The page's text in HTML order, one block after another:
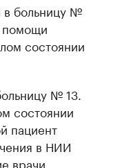
в больницу №
помощи
состоянии
№ 13.
состоянии
пациент
в НИИ
врачи